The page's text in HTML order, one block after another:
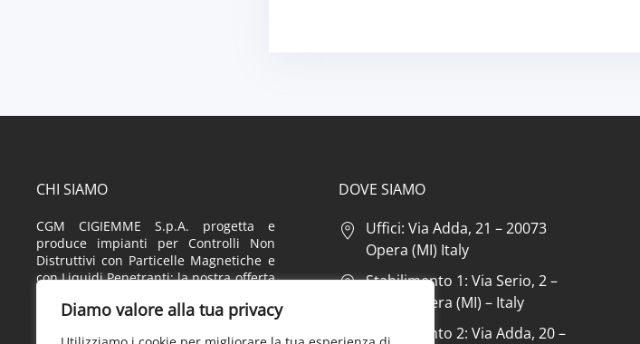
Diamo valore alla tua privacy
CHI SIAMO
CGM CIGIEMME S.p.A. progetta e
produce impianti per Controlli Non
Distruttivi con Particelle Magnetiche e
con Liquidi Penetranti: la nostra offerta
sistemi automatici realizzati su misura
DOVE SIAMO
Uffici: Via Adda, 21 – 20073
Opera (MI) Italy
Stabilimento 1: Via Serio, 2 –
20073 Opera (MI) – Italy
Stabilimento 2: Via Adda, 20 –